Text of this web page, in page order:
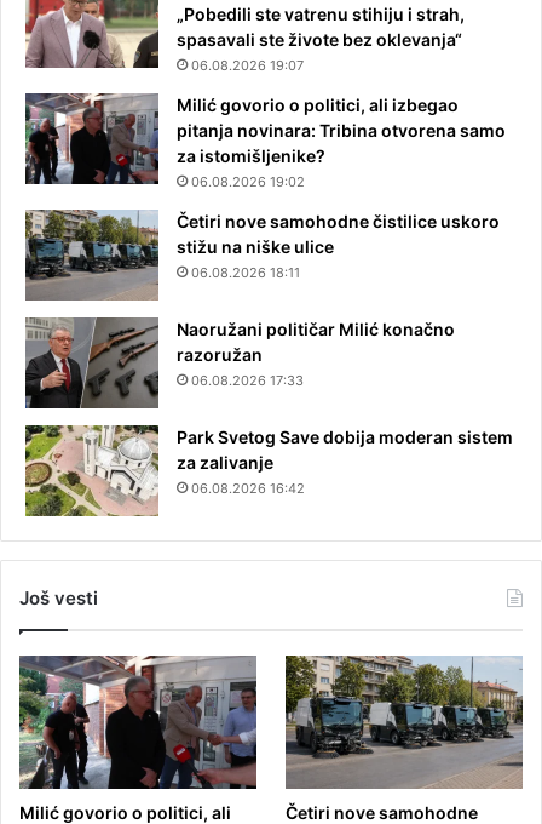
„Pobedili ste vatrenu stihiju i strah,
spasavali ste živote bez oklevanja“
06.08.2026 19:07
Milić govorio o politici, ali izbegao
pitanja novinara: Tribina otvorena samo
za istomišljenike?
06.08.2026 19:02
Četiri nove samohodne čistilice uskoro
stižu na niške ulice
06.08.2026 18:11
Naoružani političar Milić konačno
razoružan
06.08.2026 17:33
Park Svetog Save dobija moderan sistem
za zalivanje
06.08.2026 16:42
Još vesti
Milić govorio o politici, ali
Četiri nove samohodne